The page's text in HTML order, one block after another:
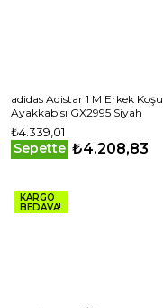
adidas Adistar 1 M Erkek Koşu
Ayakkabısı GX2995 Siyah
₺4.339,01
Sepette ₺4.208,83
KARGO
BEDAVA!